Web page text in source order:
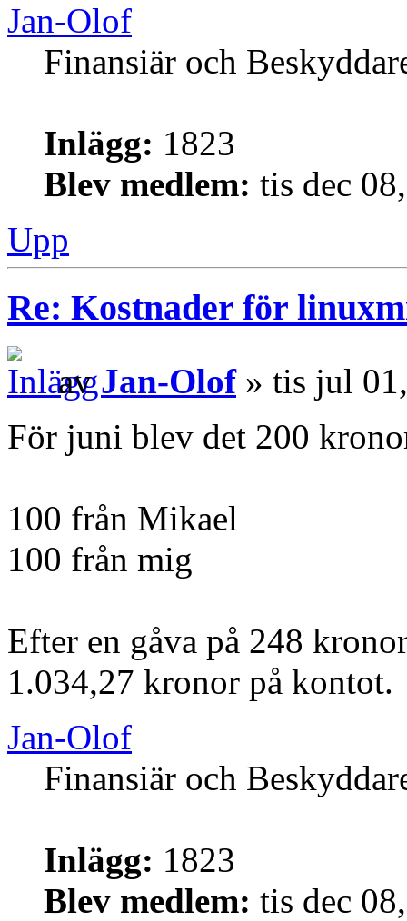
Jan-Olof
Finansiär och
Inlägg: 1823
Blev medlem: tis dec
Upp
Re: Kostnader för
avJan-Olof» tis jul
För juni blev det 200
100 från Mikael
100 från mig
Efter en gåva på 248
1.034,27 kronor på kontot.
Jan-Olof
Finansiär och
Inlägg: 1823
Blev medlem: tis dec